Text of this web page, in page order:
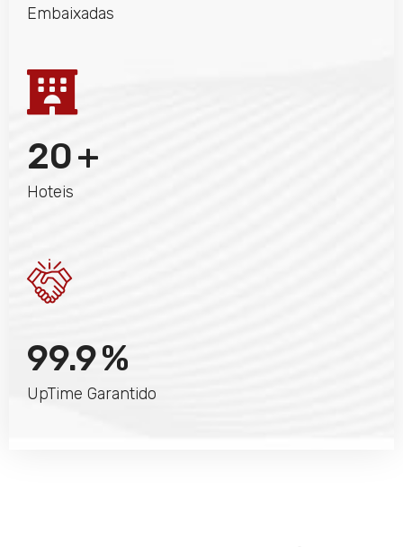
Embaixadas
20+
Hoteis
99.9%
UpTime Garantido